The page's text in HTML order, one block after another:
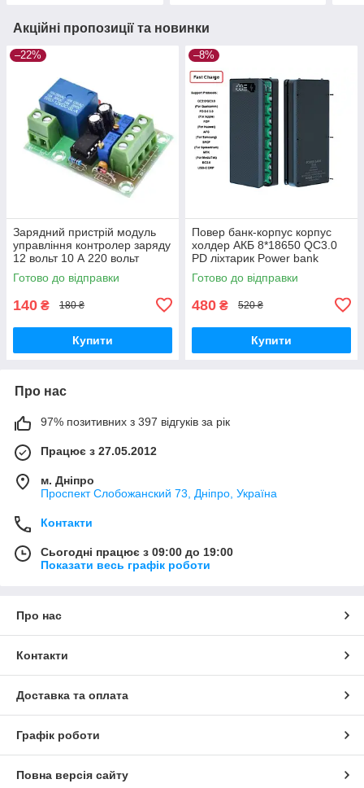
Акційні пропозиції та новинки
–22%
Зарядний пристрій модуль
управління контролер заряду
12 вольт 10 А 220 вольт
Готово до відправки
140 ₴ 180 ₴
Купити
–8%
Повер банк-корпус корпус
холдер АКБ 8*18650 QC3.0
PD ліхтарик Power bank
Готово до відправки
480 ₴ 520 ₴
Купити
Про нас
97% позитивних з 397 відгуків за рік
Працює з 27.05.2012
м. Дніпро
Проспект Слобожанский 73, Дніпро, Україна
Контакти
Сьогодні працює з 09:00 до 19:00
Показати весь графік роботи
Про нас
Контакти
Доставка та оплата
Графік роботи
Повна версія сайту